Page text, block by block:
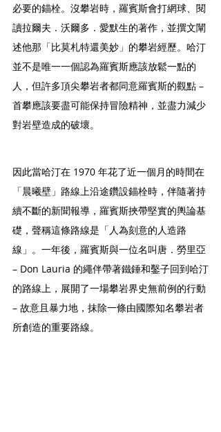
必要的錨栓。沒攀岩時，羅賓斯會打網球、閱
讀拉爾夫．沃爾多．愛默生的著作，並撰文闡
述他那「比莫札特還美妙」的攀岩經歷。哈汀
並不是唯一一個認為羅賓斯應該放鬆一點的
人，但許多頂尖攀岩者都同意羅賓斯的觀點 –
首攀應該要盡可能保持冒險精神，並盡力減少
對岩壁造成的破壞。
因此當哈汀在 1970 年花了近一個月的時間在
「晨曦壁」路線上沿途鑽設錨栓時，伴隨著持
續不斷的新聞報導，羅賓斯挾帶堅實的輿論基
礎，聲稱這條路線是「人為刻意的人造路
線」。一年後，羅賓斯與一位名叫唐．勞里亞
– Don Lauria 的繩伴帶著鐵錘和鑿子回到哈汀
的路線上，展開了一場攀岩界史無前例的行動
– 故意且暴力地，抹除一條由國際知名攀岩者
所創造的重要路線。